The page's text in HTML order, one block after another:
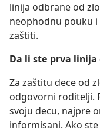
linija odbrane od
neophodnu pouku i
zaštiti.
Da li ste prva linija
Za zaštitu dece od
odgovorni roditelji.
svoju decu, najpre
informisani. Ako